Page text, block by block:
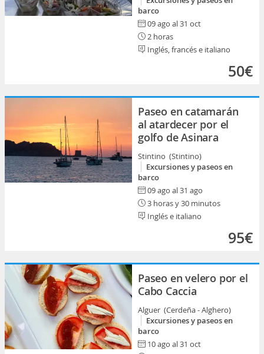
barco
09 ago al 31 oct
2 horas
Inglés, francés e italiano
50€
Paseo en catamarán
al atardecer por el
golfo de Asinara
Stintino (Stintino)
Excursiones y paseos en
barco
09 ago al 31 ago
3 horas y 30 minutos
Inglés e italiano
95€
Paseo en velero por el
Cabo Caccia
Alguer (Cerdeña - Alghero)
Excursiones y paseos en
barco
10 ago al 31 oct